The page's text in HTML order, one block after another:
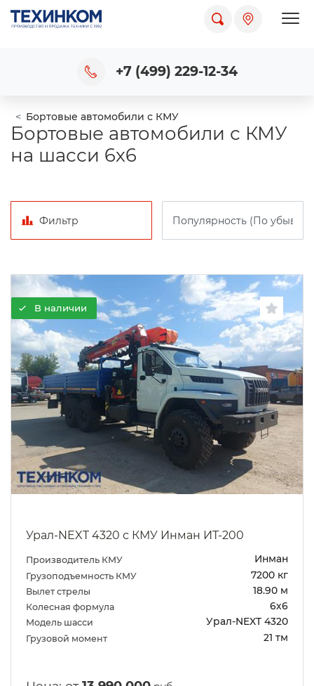
+7 (499) 229-12-34
Бортовые автомобили с КМУ
Бортовые автомобили с КМУ
на шасси 6x6
Фильтр
В наличии
Урал-NEXT 4320 с КМУ Инман ИТ-200
Производитель КМУ Инман
Грузоподъемность КМУ 7200 кг
Вылет стрелы 18.90 м
Колесная формула 6х6
Модель шасси Урал-NEXT 4320
Грузовой момент 21 тм